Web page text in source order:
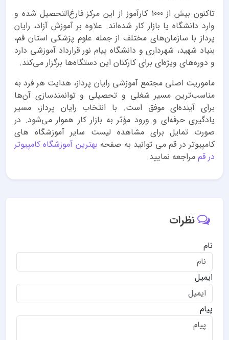
تاکنون بیش از 1000 کارآموز از این مرکز فارغ‌التحصیل شده و
وارد دانشگاه یا بازار کار شده‌اند. علاوه بر آموزش آزاد، رایان
پرداز با سازمان‌های مختلف از جمله علوم پزشکی استان قم،
بنیاد شهید، شهرداری و دانشگاه پیام نور قرارداد آموزشی دارد
و دوره‌های ویژه‌ای برای کارکنان این دستگاه‌ها برگزار می‌کند.
ماموریت اصلی مجتمع آموزشی رایان پرداز، هدایت هر فرد به
مناسب‌ترین مسیر شغلی و تحصیلی و توانمندسازی آن‌ها
برای آینده‌ای موفق است. با انتخاب رایان پرداز، مسیر
یادگیری حرفه‌ای و ورود مؤثر به بازار کار هموار می‌شود. در
صورت تمایل برای مشاهده لیست سایر آموزشگاه های
کامپیوتر در قم می توانید به صفحه بهترین آموزشگاه کامپیوتر
در قم مراجعه نمایید.
نظرات
نام
ایمیل
پیام